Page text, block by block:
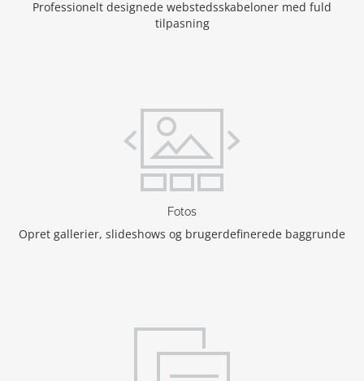
Professionelt designede webstedsskabeloner med fuld
tilpasning
Fotos
Opret gallerier, slideshows og brugerdefinerede baggrunde